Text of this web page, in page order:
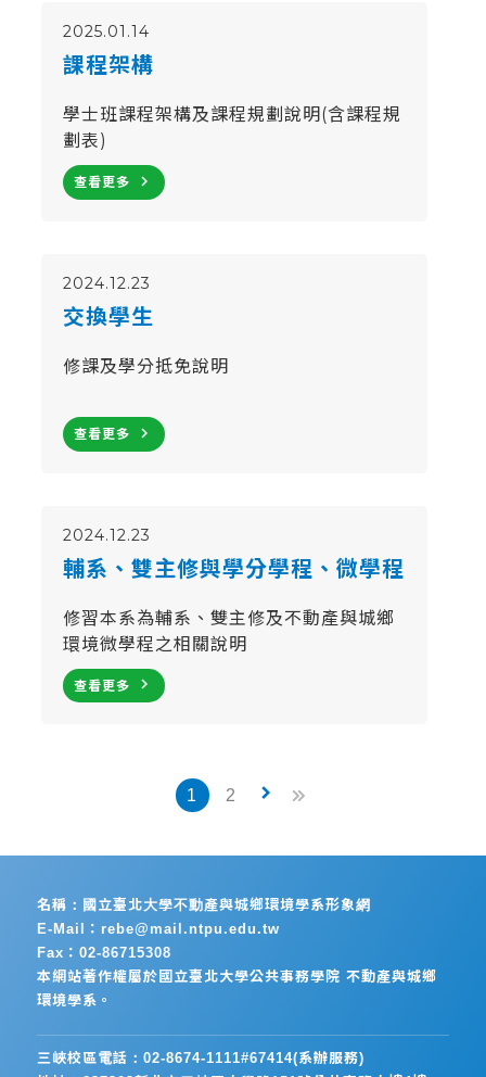
2025.01.14
課程架構
學士班課程架構及課程規劃說明(含課程規
劃表)
查看更多 navigate_next
2024.12.23
交換學生
修課及學分抵免說明
查看更多 navigate_next
2024.12.23
輔系、雙主修與學分學程、微學程
修習本系為輔系、雙主修及不動產與城鄉
環境微學程之相關說明
查看更多 navigate_next
1 2 keyboard_arrow_right
三峽校區電話：02-8674-1111#67414(系辦服務)
名稱：國立臺北大學不動產與城鄉環境學系形象網
E-Mail：rebe@mail.ntpu.edu.tw
Fax：02-86715308
本網站著作權屬於國立臺北大學公共事務學院 不動產與城鄉
環境學系。